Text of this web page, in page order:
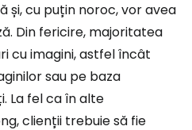
și, cu puțin noroc, vor avea
Din fericire, majoritatea
cu imagini, astfel încât
sau pe baza
La fel ca în alte
clienții trebuie să fie